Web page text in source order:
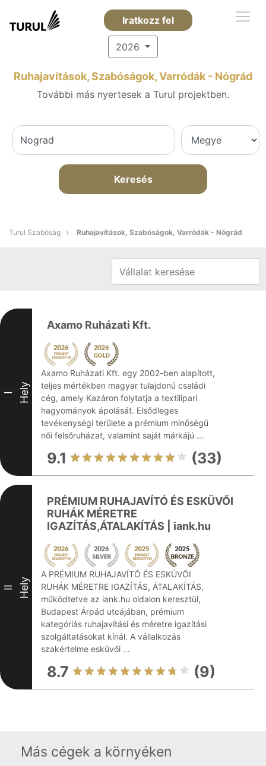
Iratkozz fel
2026
Ruhajavítások, Szabóságok, Varródák - Nógrád
További más nyertesek a Turul projektben.
Keresés
Turul Szabóság Ruhajavítások, Szabóságok, Varródák - Nógrád
I Hely
Axamo Ruházati Kft.
Axamo Ruházati Kft. egy 2002-ben alapított,
teljes mértékben magyar tulajdonú családi
cég, amely Kazáron folytatja a textilipari
hagyományok ápolását. Elsődleges
tevékenységi területe a prémium minőségű
női felsőruházat, valamint saját márkájú ...
9.1 (33)
II Hely
PRÉMIUM RUHAJAVÍTÓ ÉS ESKÜVŐI
RUHÁK MÉRETRE
IGAZÍTÁS,ÁTALAKÍTÁS | iank.hu
A PRÉMIUM RUHAJAVÍTÓ ÉS ESKÜVŐI
RUHÁK MÉRETRE IGAZÍTÁS, ÁTALAKÍTÁS,
működtetve az iank.hu oldalon keresztül,
Budapest Árpád utcájában, prémium
kategóriás ruhajavítási és méretre igazítási
szolgáltatásokat kínál. A vállalkozás
szakértelme esküvői ...
8.7 (9)
Más cégek a környéken